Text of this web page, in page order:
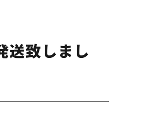
送致しまし